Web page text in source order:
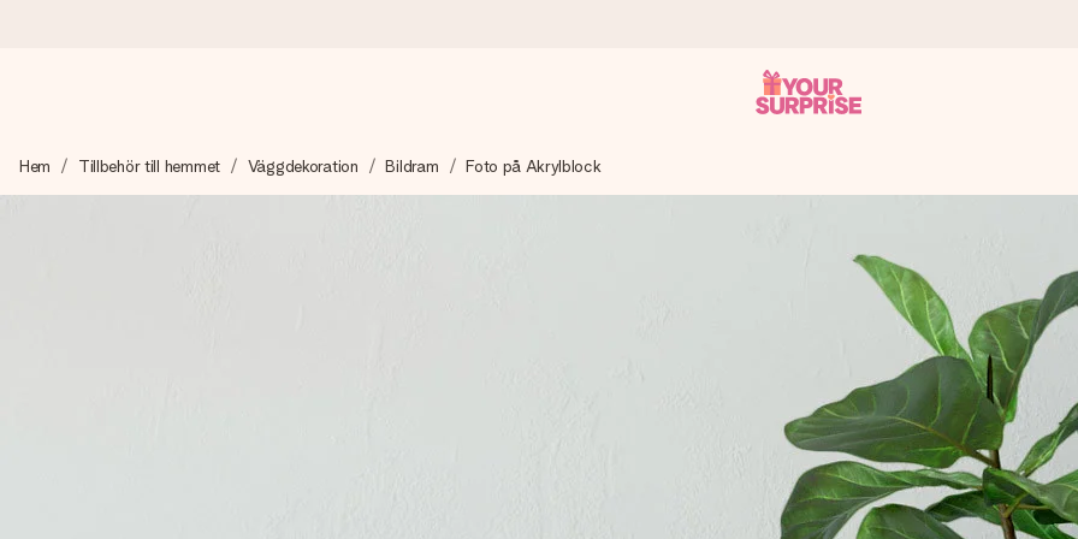
Vi skapar din gåva med omsorg och skickar den blixtsnabbt – så att du kan ge den i precis rätt tid, när det betyder som mest.
Skapa något unikt med bara några få steg – med hennes namn, ditt foto eller ett meddelande som verkligen berör hennes hjärta.
Hem Tillbehör till hemmet Väggdekoration Bildram Foto på Akrylblock